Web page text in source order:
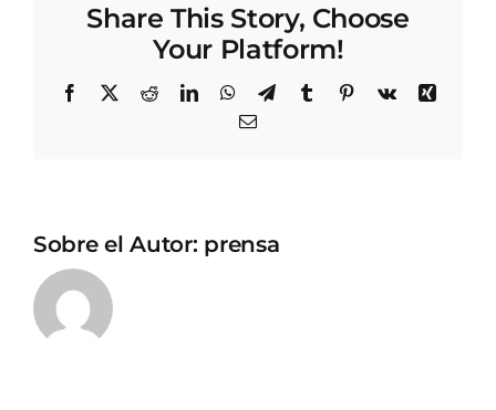
Share This Story, Choose
Your Platform!
Facebook
X RedditLinkedInWhatsApp
TelegramTumblrPinterest
Vk
Xing
Correo
Sobre el Autor: prensa